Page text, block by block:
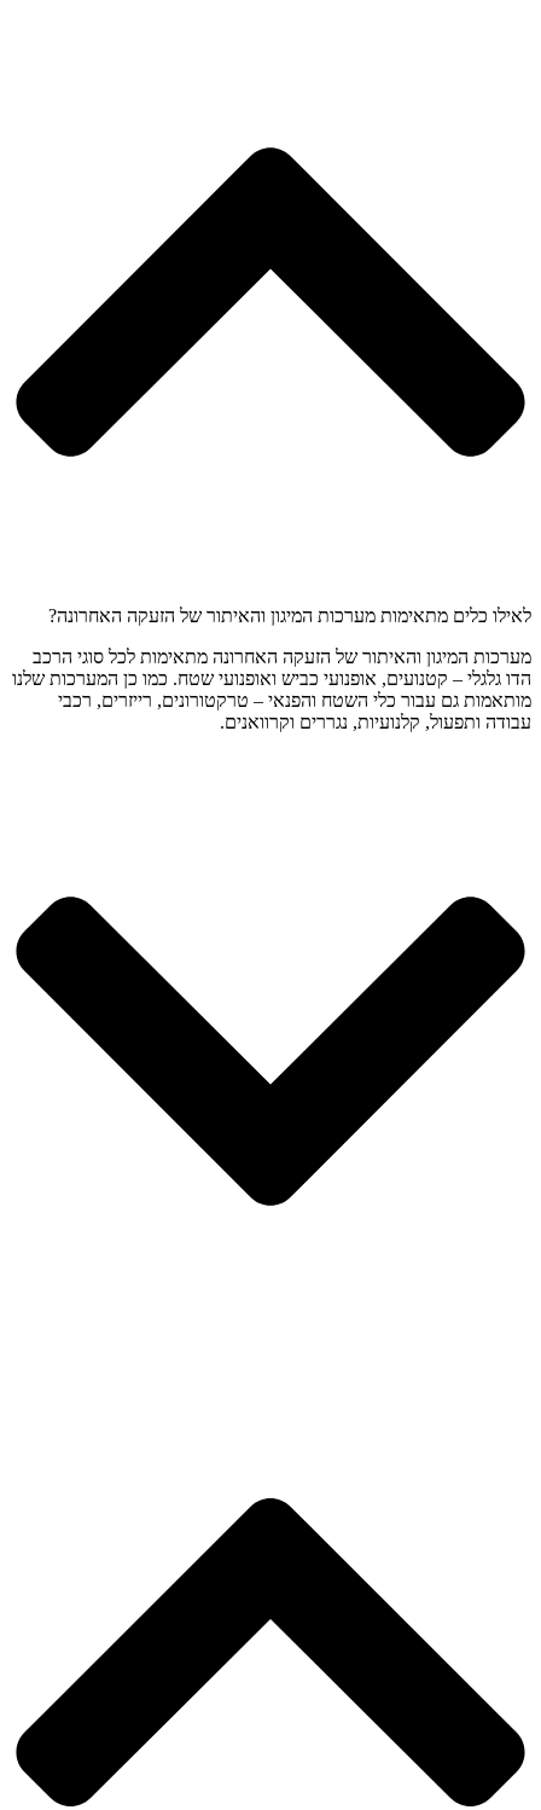
לאילו כלים מתאימות מערכות המיגון והאיתור של הזעקה האחרונה?
מערכות המיגון והאיתור של הזעקה האחרונה מתאימות לכל סוגי הרכב
הדו גלגלי – קטנועים, אופנועי כביש ואופנועי שטח. כמו כן המערכות שלנו
מותאמות גם עבור כלי השטח והפנאי – טרקטורונים, רייזרים, רכבי
עבודה ותפעול, קלנועיות, נגררים וקרוואנים.